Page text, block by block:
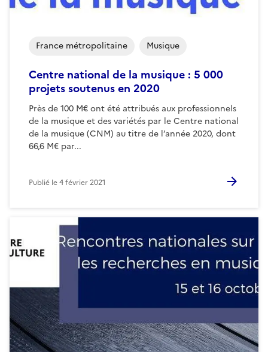
Centre national de la musique : 5 000
projets soutenus en 2020
Près de 100 M€ ont été attribués aux professionnels
de la musique et des variétés par le Centre national
de la musique (CNM) au titre de l’année 2020, dont
66,6 M€ par...
France métropolitaine Musique
Publié le4 février 2021